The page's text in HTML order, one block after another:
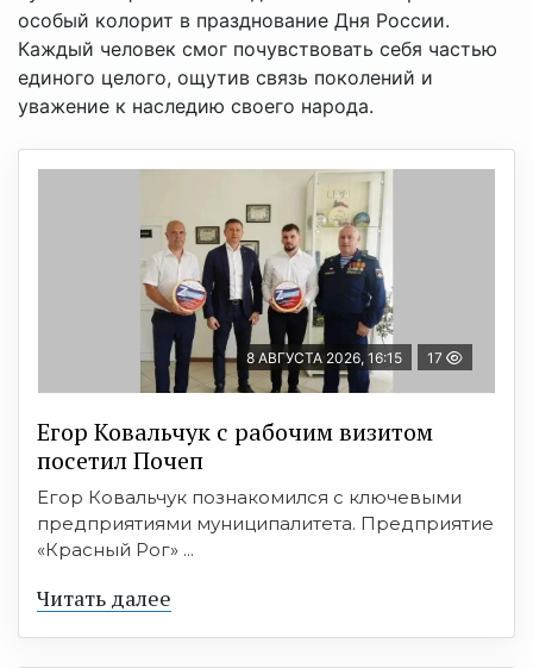
особый колорит в празднование Дня России.
Каждый человек смог почувствовать себя частью
единого целого, ощутив связь поколений и
уважение к наследию своего народа.
8 АВГУСТА 2026, 16:15 17
Егор Ковальчук с рабочим визитом
посетил Почеп
Егор Ковальчук познакомился с ключевыми
предприятиями муниципалитета. Предприятие
«Красный Рог» ...
Читать далее